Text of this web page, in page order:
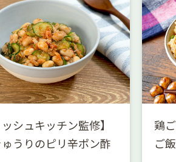
シュキッチン監修】
うりのピリ辛ポン酢
鶏
ご飯